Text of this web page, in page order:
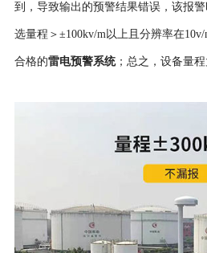
到，导致输出的预警结果错误，该报
选量程＞±100kv/m以上且分辨率在
合格的雷电预警系统；总之，设备量程